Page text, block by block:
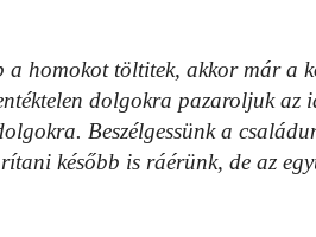
a homokot töltitek, akkor már a
dolgokra pazaroljuk az
Beszélgessünk a
később is ráérünk, de az